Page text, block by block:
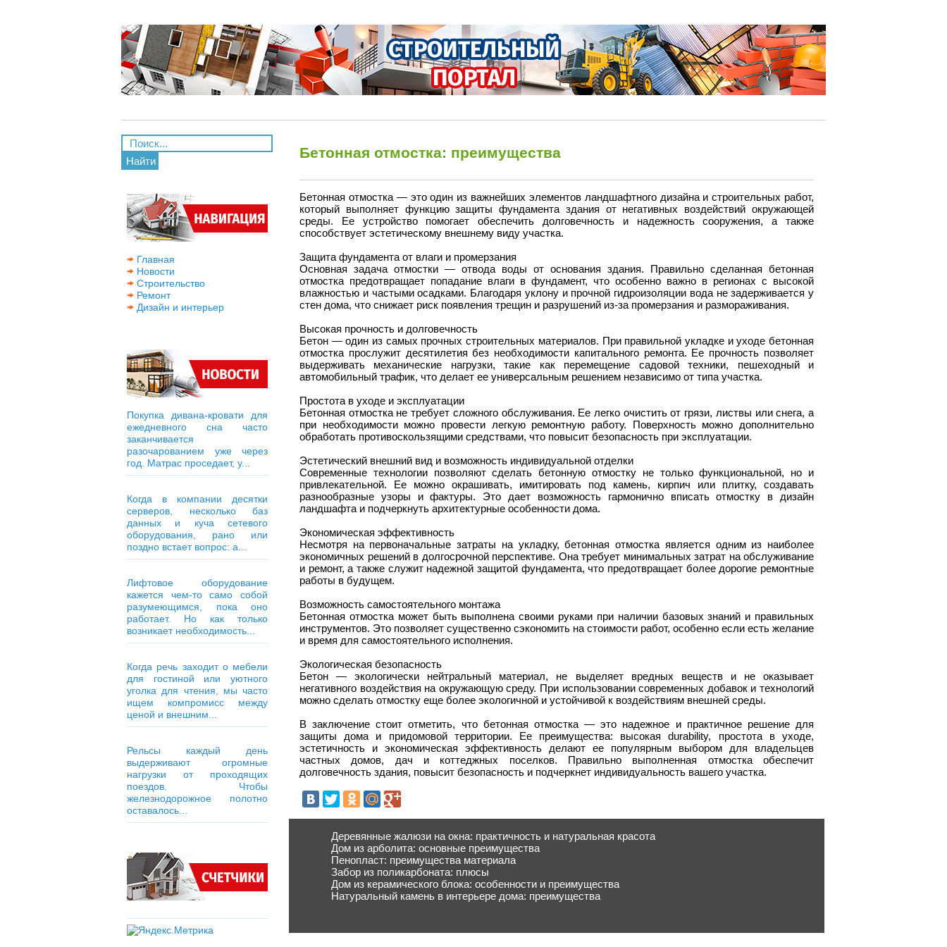
Найти
Главная
Новости
Строительство
Ремонт
Дизайн и интерьер
Покупка дивана-кровати для
ежедневного сна часто
заканчивается
разочарованием уже через
год. Матрас проседает, у...
Когда в компании десятки
серверов, несколько баз
данных и куча сетевого
оборудования, рано или
поздно встает вопрос: а...
Лифтовое оборудование
кажется чем-то само собой
разумеющимся, пока оно
работает. Но как только
возникает необходимость...
Когда речь заходит о мебели
для гостиной или уютного
уголка для чтения, мы часто
ищем компромисс между
ценой и внешним...
Рельсы каждый день
выдерживают огромные
нагрузки от проходящих
поездов. Чтобы
железнодорожное полотно
оставалось...
Бетонная отмостка: преимущества
Бетонная отмостка — это один из важнейших элементов ландшафтного дизайна и строительных работ,
который выполняет функцию защиты фундамента здания от негативных воздействий окружающей
среды. Ее устройство помогает обеспечить долговечность и надежность сооружения, а также
способствует эстетическому внешнему виду участка.
Защита фундамента от влаги и промерзания
Основная задача отмостки — отвода воды от основания здания. Правильно сделанная бетонная
отмостка предотвращает попадание влаги в фундамент, что особенно важно в регионах с высокой
влажностью и частыми осадками. Благодаря уклону и прочной гидроизоляции вода не задерживается у
стен дома, что снижает риск появления трещин и разрушений из-за промерзания и размораживания.
Высокая прочность и долговечность
Бетон — один из самых прочных строительных материалов. При правильной укладке и уходе бетонная
отмостка прослужит десятилетия без необходимости капитального ремонта. Ее прочность позволяет
выдерживать механические нагрузки, такие как перемещение садовой техники, пешеходный и
автомобильный трафик, что делает ее универсальным решением независимо от типа участка.
Простота в уходе и эксплуатации
Бетонная отмостка не требует сложного обслуживания. Ее легко очистить от грязи, листвы или снега, а
при необходимости можно провести легкую ремонтную работу. Поверхность можно дополнительно
обработать противоскользящими средствами, что повысит безопасность при эксплуатации.
Эстетический внешний вид и возможность индивидуальной отделки
Современные технологии позволяют сделать бетонную отмостку не только функциональной, но и
привлекательной. Ее можно окрашивать, имитировать под камень, кирпич или плитку, создавать
разнообразные узоры и фактуры. Это дает возможность гармонично вписать отмостку в дизайн
ландшафта и подчеркнуть архитектурные особенности дома.
Экономическая эффективность
Несмотря на первоначальные затраты на укладку, бетонная отмостка является одним из наиболее
экономичных решений в долгосрочной перспективе. Она требует минимальных затрат на обслуживание
и ремонт, а также служит надежной защитой фундамента, что предотвращает более дорогие ремонтные
работы в будущем.
Возможность самостоятельного монтажа
Бетонная отмостка может быть выполнена своими руками при наличии базовых знаний и правильных
инструментов. Это позволяет существенно сэкономить на стоимости работ, особенно если есть желание
и время для самостоятельного исполнения.
Экологическая безопасность
Бетон — экологически нейтральный материал, не выделяет вредных веществ и не оказывает
негативного воздействия на окружающую среду. При использовании современных добавок и технологий
можно сделать отмостку еще более экологичной и устойчивой к воздействиям внешней среды.
В заключение стоит отметить, что бетонная отмостка — это надежное и практичное решение для
защиты дома и придомовой территории. Ее преимущества: высокая durability, простота в уходе,
эстетичность и экономическая эффективность делают ее популярным выбором для владельцев
частных домов, дач и коттеджных поселков. Правильно выполненная отмостка обеспечит
долговечность здания, повысит безопасность и подчеркнет индивидуальность вашего участка.
Деревянные жалюзи на окна: практичность и натуральная красота
Дом из арболита: основные преимущества
Пенопласт: преимущества материала
Забор из поликарбоната: плюсы
Дом из керамического блока: особенности и преимущества
Натуральный камень в интерьере дома: преимущества